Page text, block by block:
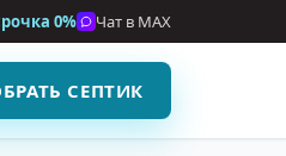
0% Чат в MAX
СЕПТИК